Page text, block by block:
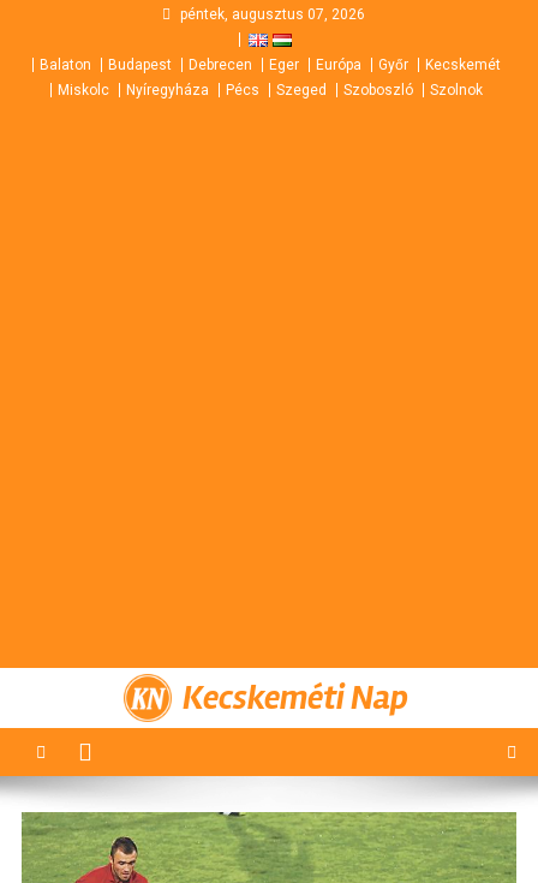
content
péntek, augusztus 07, 2026
Balaton Budapest Debrecen Eger Európa Győr
Kecskemét
Miskolc
Nyíregyháza Pécs Szeged Szoboszló Szolnok
Kecskeméti Nap